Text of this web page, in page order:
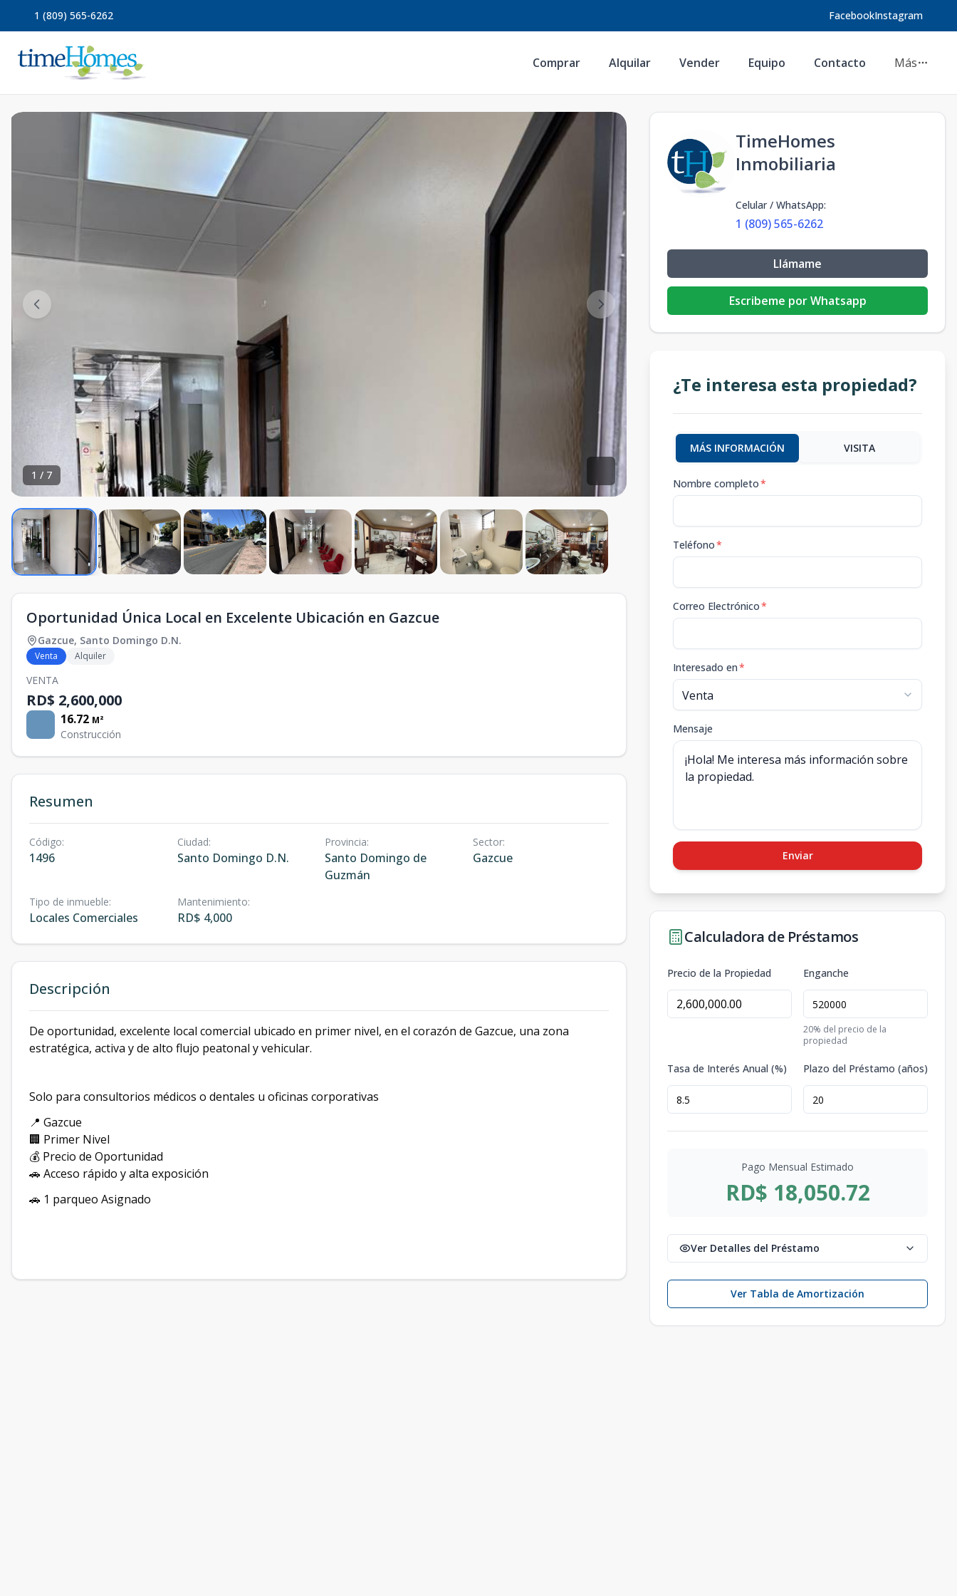
1 (809) 565-6262 FacebookInstagram
Comprar Alquilar Vender Equipo Contacto Más
1 / 7
Oportunidad Única Local en Excelente Ubicación en Gazcue
Gazcue, Santo Domingo D.N.
Venta Alquiler
VENTA
RD$ 2,600,000
16.72 M²
Construcción
Resumen
Código:
1496
Ciudad:
Santo Domingo D.N.
Provincia:
Santo Domingo de
Guzmán
Sector:
Gazcue
Tipo de inmueble:
Locales Comerciales
Mantenimiento:
RD$ 4,000
Descripción
De oportunidad, excelente local comercial ubicado en primer nivel, en el corazón de Gazcue, una zona
estratégica, activa y de alto flujo peatonal y vehicular.
Solo para consultorios médicos o dentales u oficinas corporativas
📍 Gazcue
🏢 Primer Nivel
💰 Precio de Oportunidad
🚗 Acceso rápido y alta exposición
🚗 1 parqueo Asignado
TimeHomes
Inmobiliaria
Celular / WhatsApp:
1 (809) 565-6262
Llámame
Escribeme por Whatsapp
¿Te interesa esta propiedad?
MÁS INFORMACIÓN VISITA
Nombre completo*
Teléfono*
Correo Electrónico*
Interesado en*
Mensaje
Enviar
Calculadora de Préstamos
Precio de la Propiedad Enganche
20% del precio de la
propiedad
Tasa de Interés Anual (%) Plazo del Préstamo (años)
Pago Mensual Estimado
RD$ 18,050.72
Ver Detalles del Préstamo
Ver Tabla de Amortización